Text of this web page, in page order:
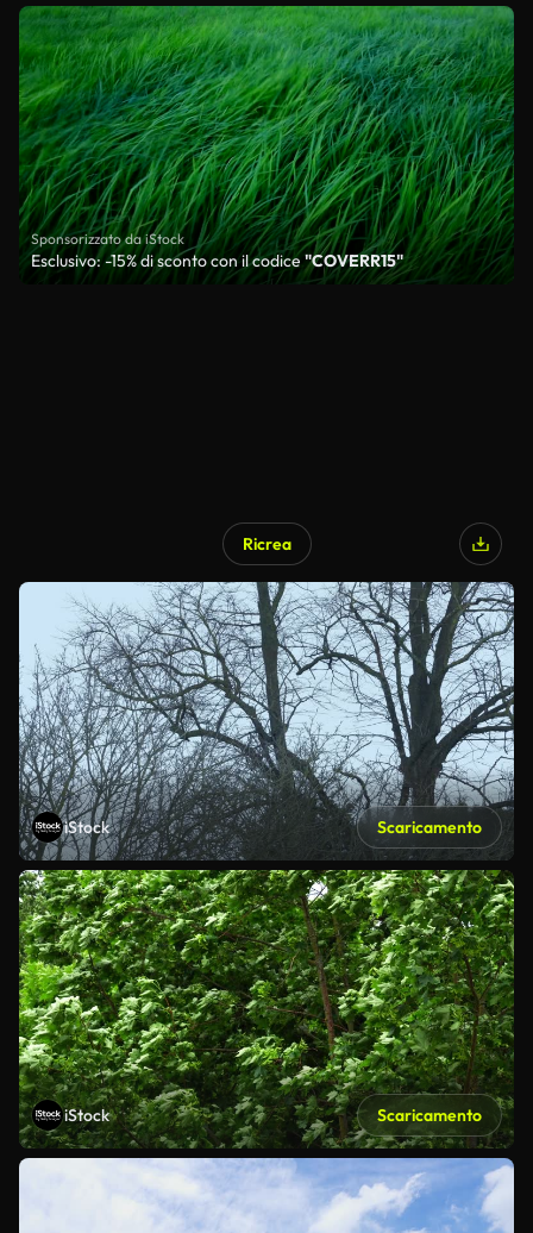
Sponsorizzato da iStock
Esclusivo: -15% di sconto con il codice"COVERR15"
Ricrea
iStock Scaricamento
iStock Scaricamento